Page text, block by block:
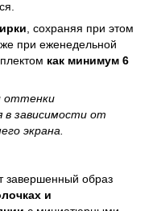
, сохраняя при этом
при еженедельной
как минимум 6
оттенки
в зависимости от
экрана.
завершенный образ
и